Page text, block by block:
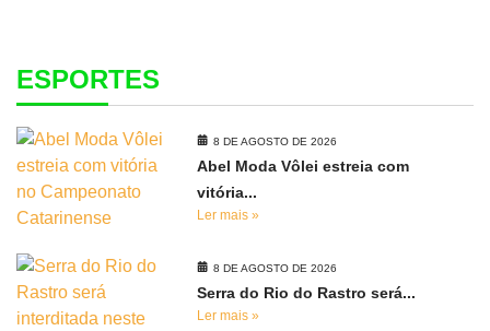
ESPORTES
8 DE AGOSTO DE 2026
Abel Moda Vôlei estreia com
vitória...
Ler mais »
8 DE AGOSTO DE 2026
Serra do Rio do Rastro será...
Ler mais »